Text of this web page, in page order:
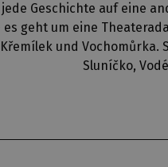
Geschichte auf eine
geht um eine
und
Sluníčko,